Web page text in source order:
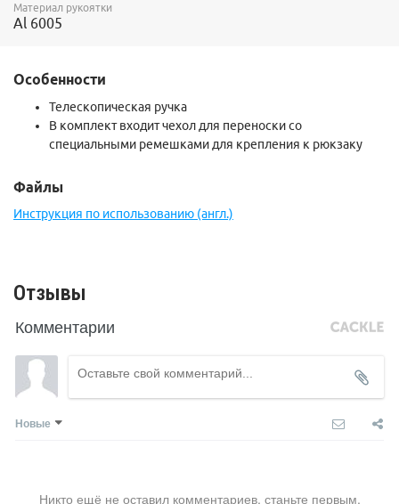
Материал рукоятки
Al 6005
Особенности
Телескопическая ручка
В комплект входит чехол для переноски со
специальными ремешками для крепления к рюкзаку
Файлы
Инструкция по использованию (англ.)
Отзывы
Комментарии
Новые
Никто ещё не оставил комментариев, станьте первым.